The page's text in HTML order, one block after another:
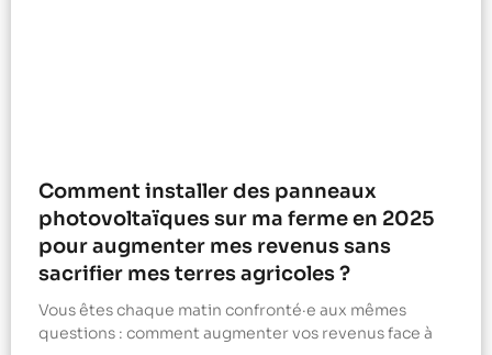
Comment installer des panneaux
photovoltaïques sur ma ferme en 2025
pour augmenter mes revenus sans
sacrifier mes terres agricoles ?
Vous êtes chaque matin confronté·e aux mêmes
questions : comment augmenter vos revenus face à